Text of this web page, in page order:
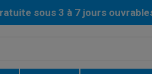
sous 3 à 7 jours